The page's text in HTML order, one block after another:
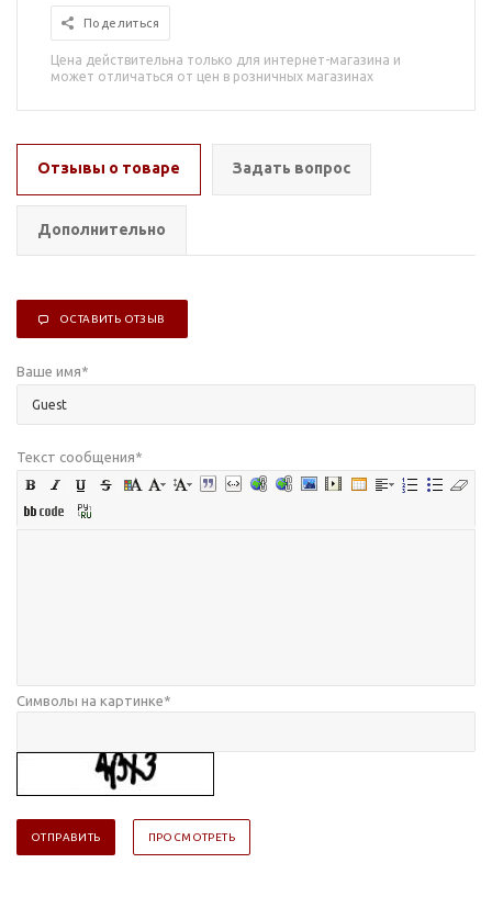
Поделиться
Цена действительна только для интернет-магазина и
может отличаться от цен в розничных магазинах
Отзывы о товаре Задать вопрос
Дополнительно
ОСТАВИТЬ ОТЗЫВ
Ваше имя*
Текст сообщения*
Символы на картинке*